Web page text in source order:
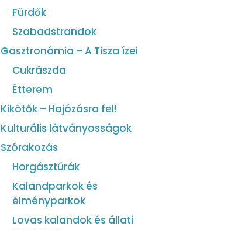
Fürdők
Szabadstrandok
Gasztronómia – A Tisza ízei
Cukrászda
Étterem
Kikötők – Hajózásra fel!
Kulturális látványosságok
Szórakozás
Horgásztúrák
Kalandparkok és
élményparkok
Lovas kalandok és állati